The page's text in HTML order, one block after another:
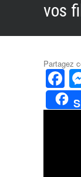
vos
Partagez